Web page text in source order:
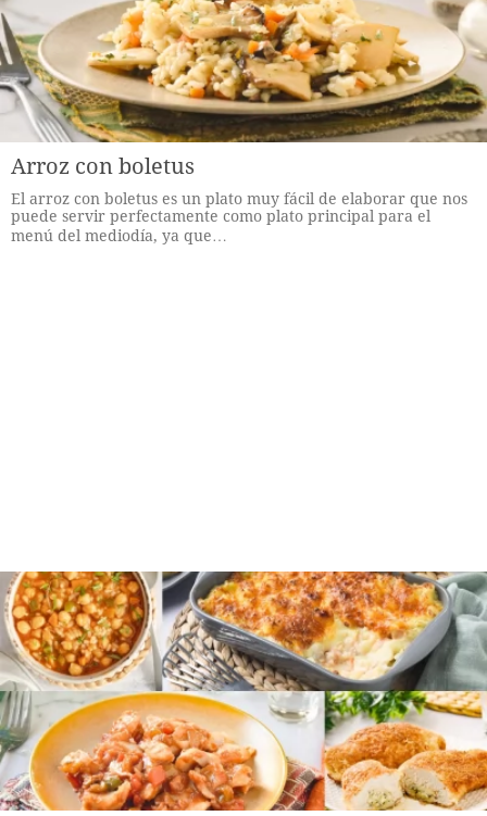
Arroz con boletus
El arroz con boletus es un plato muy fácil de elaborar que nos
puede servir perfectamente como plato principal para el
menú del mediodía, ya que…